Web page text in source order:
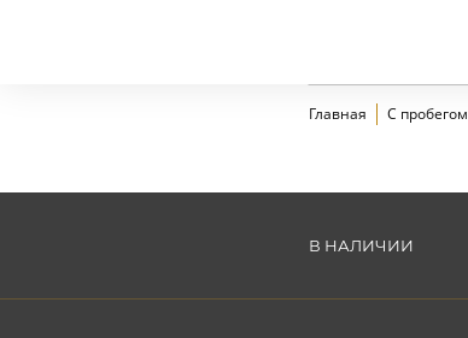
Главная С пробегом
В НАЛИЧИИ